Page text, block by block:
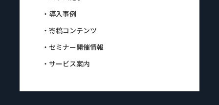
・導入事例
・寄稿コンテンツ
・セミナー開催情報
・サービス案内